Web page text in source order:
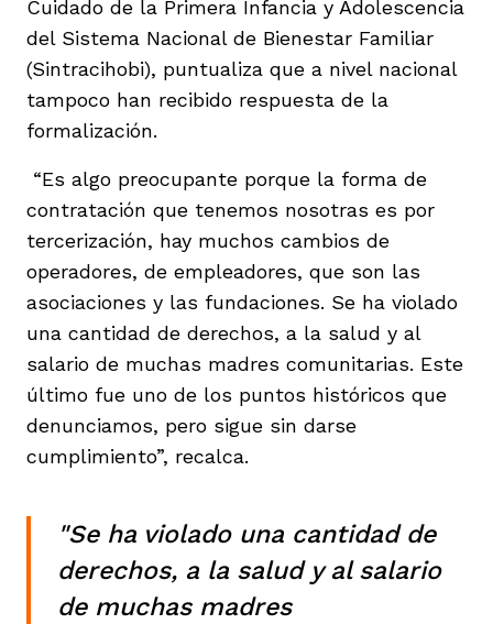
Cuidado de la Primera Infancia y Adolescencia
del Sistema Nacional de Bienestar Familiar
(Sintracihobi), puntualiza que a nivel nacional
tampoco han recibido respuesta de la
formalización.
“Es algo preocupante porque la forma de
contratación que tenemos nosotras es por
tercerización, hay muchos cambios de
operadores, de empleadores, que son las
asociaciones y las fundaciones. Se ha violado
una cantidad de derechos, a la salud y al
salario de muchas madres comunitarias. Este
último fue uno de los puntos históricos que
denunciamos, pero sigue sin darse
cumplimiento”, recalca.
"Se ha violado una cantidad de
derechos, a la salud y al salario
de muchas madres